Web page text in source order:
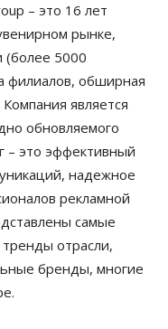
– это 16 лет
рынке,
(более 5000
филиалов, обширная
является
обновляемого
– это эффективный
надежное
рекламной
самые
отрасли,
бренды, многие